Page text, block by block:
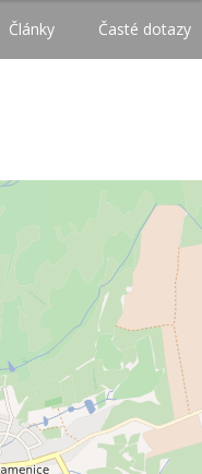
Články Časté dotazy